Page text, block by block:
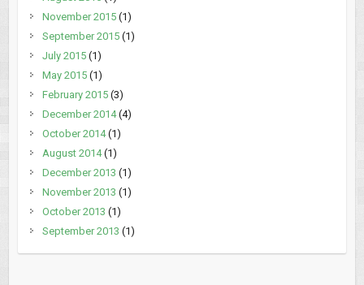
November 2015(1)
September 2015(1)
July 2015(1)
May 2015(1)
February 2015(3)
December 2014(4)
October 2014(1)
August 2014(1)
December 2013 (1)
November 2013 (1)
October 2013 (1)
September 2013 (1)